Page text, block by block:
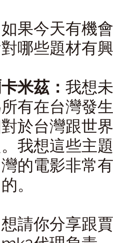
如果今天有機
哪些題材有
米茲： 我想
有在台灣發
於台灣跟世
我想這些主
的電影非常
。
想請你分享跟